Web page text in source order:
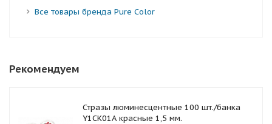
Все товары бренда Pure Color
Рекомендуем
Стразы люминесцентные 100 шт./банка
Y1CK01A красные 1,5 мм.